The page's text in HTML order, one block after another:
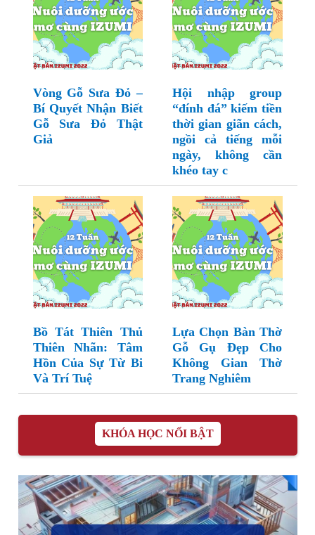
Vòng Gỗ Sưa Đỏ –
Bí Quyết Nhận Biết
Gỗ Sưa Đỏ Thật
Giả
Hội nhập group
“đính đá” kiếm tiền
thời gian giãn cách,
ngồi cả tiếng mỗi
ngày, không cần
khéo tay c
Bồ Tát Thiên Thủ
Thiên Nhãn: Tâm
Hồn Của Sự Từ Bi
Và Trí Tuệ
Lựa Chọn Bàn Thờ
Gỗ Gụ Đẹp Cho
Không Gian Thờ
Trang Nghiêm
KHÓA HỌC NỔI BẬT